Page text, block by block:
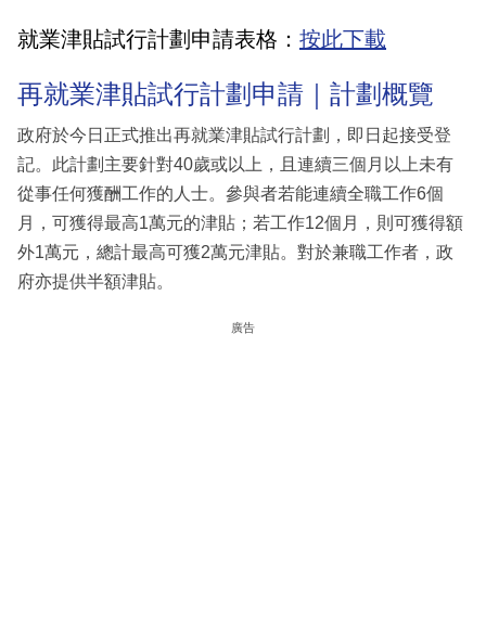
就業津貼試行計劃申請表格： 按此下載
再就業津貼試行計劃申請｜計劃概覽
政府於今日正式推出再就業津貼試行計劃，即日起接受登
記。此計劃主要針對40歲或以上，且連續三個月以上未有
從事任何獲酬工作的人士。參與者若能連續全職工作6個
月，可獲得最高1萬元的津貼；若工作12個月，則可獲得額
外1萬元，總計最高可獲2萬元津貼。對於兼職工作者，政
府亦提供半額津貼。
廣告